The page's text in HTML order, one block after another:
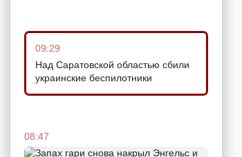
09:29
Над Саратовской областью сбили
украинские беспилотники
08:47